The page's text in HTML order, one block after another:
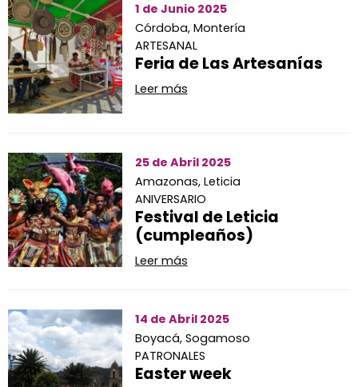
1 de Junio 2025
Córdoba, Montería
ARTESANAL
Feria de Las Artesanías
Leer más
25 de Abril 2025
Amazonas, Leticia
ANIVERSARIO
Festival de Leticia
(cumpleaños)
Leer más
14 de Abril 2025
Boyacá, Sogamoso
PATRONALES
Easter week